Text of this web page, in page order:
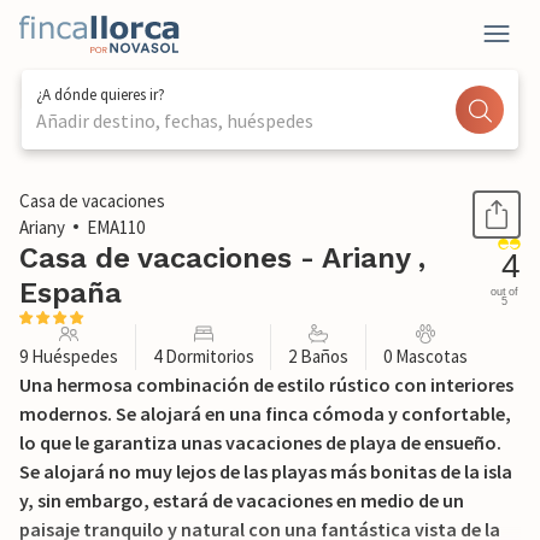
¿A dónde quieres ir?
Añadir destino, fechas, huéspedes
1 / 35
Casa de vacaciones
Ariany
EMA110
Casa de vacaciones - Ariany ,
España
4
out of
5
9 Huéspedes 4 Dormitorios 2 Baños 0 Mascotas
Una hermosa combinación de estilo rústico con interiores
modernos. Se alojará en una finca cómoda y confortable,
lo que le garantiza unas vacaciones de playa de ensueño.
Se alojará no muy lejos de las playas más bonitas de la isla
y, sin embargo, estará de vacaciones en medio de un
paisaje tranquilo y natural con una fantástica vista de la